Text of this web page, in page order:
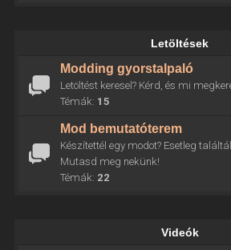
Letöltések
Modding gyorstalpaló
Letöltést keresel? Kérd, és mi
Témák: 15
Mod bemutatóterem
Készítettél egy modot? Esetleg
Mutasd meg nekünk!
Témák: 22
Videók